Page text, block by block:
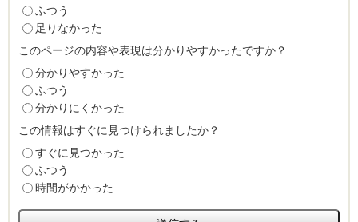
ふつう
足りなかった
このページの内容や表現は分かりやすかったですか？
分かりやすかった
ふつう
分かりにくかった
この情報はすぐに見つけられましたか？
すぐに見つかった
ふつう
時間がかかった